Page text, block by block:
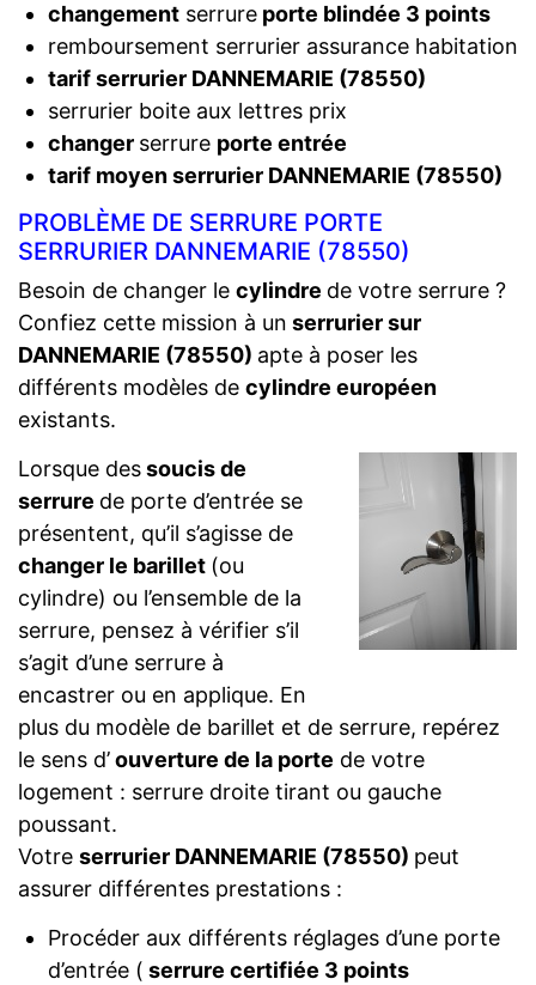
changementserrureporte blindée 3 points
remboursement serrurier assurance habitation
tarif serrurier DANNEMARIE (78550)
serrurier boite aux lettres prix
changer serrure porte entrée
tarif moyen serrurier DANNEMARIE (78550)
PROBLÈME DE SERRURE PORTE
SERRURIER DANNEMARIE (78550)
Besoin de changer le cylindre de votre serrure ?
Confiez cette mission à un serrurier sur
DANNEMARIE (78550) apte à poser les
différents modèles de cylindre européen
existants.
Lorsque dessoucis de
serrure de porte d’entrée se
présentent, qu’il s’agisse de
changer le barillet (ou
cylindre) ou l’ensemble de la
serrure, pensez à vérifier s’il
s’agit d’une serrure à
encastrer ou en applique. En
plus du modèle de barillet et de serrure, repérez
le sens d’ouverture de la porte de votre
logement : serrure droite tirant ou gauche
poussant.
Votre serrurier DANNEMARIE (78550) peut
assurer différentes prestations :
Procéder aux différents réglages d’une porte
d’entrée ( serrure certifiée 3 points